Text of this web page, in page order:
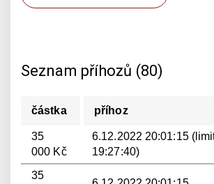
Seznam příhozů (80)
částka příhoz
35
000 Kč
6.12.2022 20:01:15
19:27:40)
35